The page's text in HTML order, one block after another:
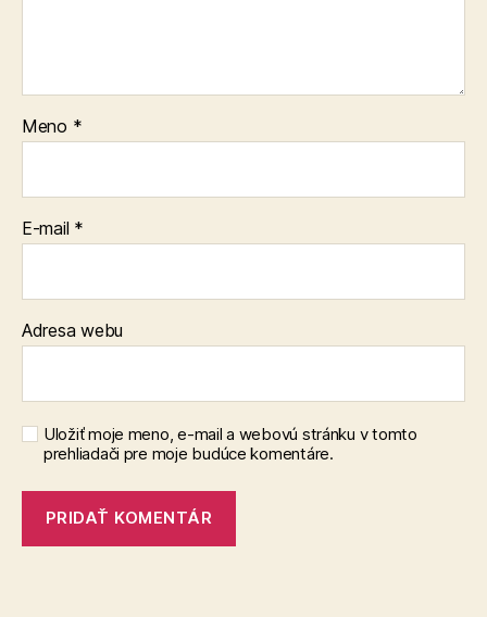
Meno *
E-mail *
Adresa webu
Uložiť moje meno, e-mail a webovú stránku v tomto
prehliadači pre moje budúce komentáre.